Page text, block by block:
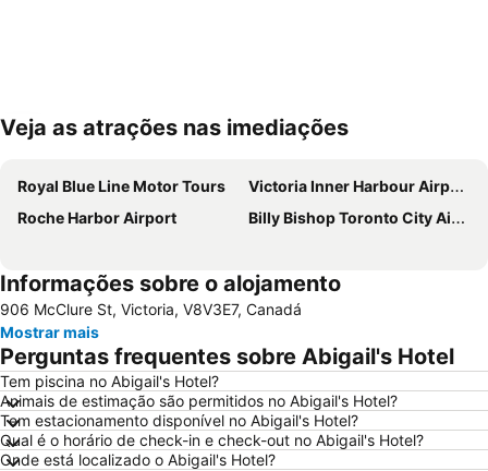
Ampliar mapa
Veja as atrações nas imediações
Royal Blue Line Motor Tours
Victoria Inner Harbour Airport
Roche Harbor Airport
Billy Bishop Toronto City Airport
Informações sobre o alojamento
906 McClure St, Victoria, V8V3E7, Canadá
Mostrar mais
Perguntas frequentes sobre Abigail's Hotel
Tem piscina no Abigail's Hotel?
Animais de estimação são permitidos no Abigail's Hotel?
Tem estacionamento disponível no Abigail's Hotel?
Qual é o horário de check-in e check-out no Abigail's Hotel?
Onde está localizado o Abigail's Hotel?